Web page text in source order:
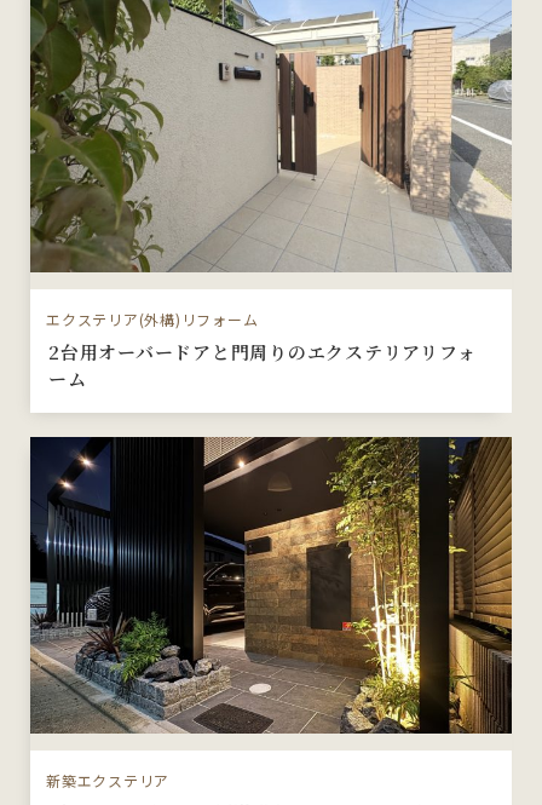
エクステリア(外構)リフォーム
2台用オーバードアと門周りのエクステリアリフォ
ーム
新築エクステリア